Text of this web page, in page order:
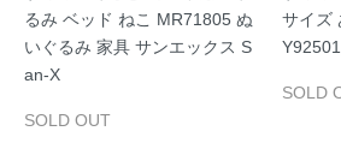
るみ ベッド ねこ MR71805 ぬ
いぐるみ 家具 サンエックス S
an-X
SOLD OUT
サイズ
SOLD